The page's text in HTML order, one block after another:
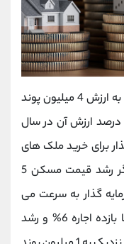
فرض کنید یک سرمایه گذار دارای ملکی به ارزش 4 میلیون پوند
است و مالک می تواند ملک را به ازای 6 درصد ارزش آن در سال
برای خرید ملک های
بیشتر سرمایه گذاری مجدد می کند. اگر رشد قیمت مسکن 5
گذار به سرعت می
تواند شاهد افزایش ثروت خود باشد. با بازده اجاره 6% و رشد